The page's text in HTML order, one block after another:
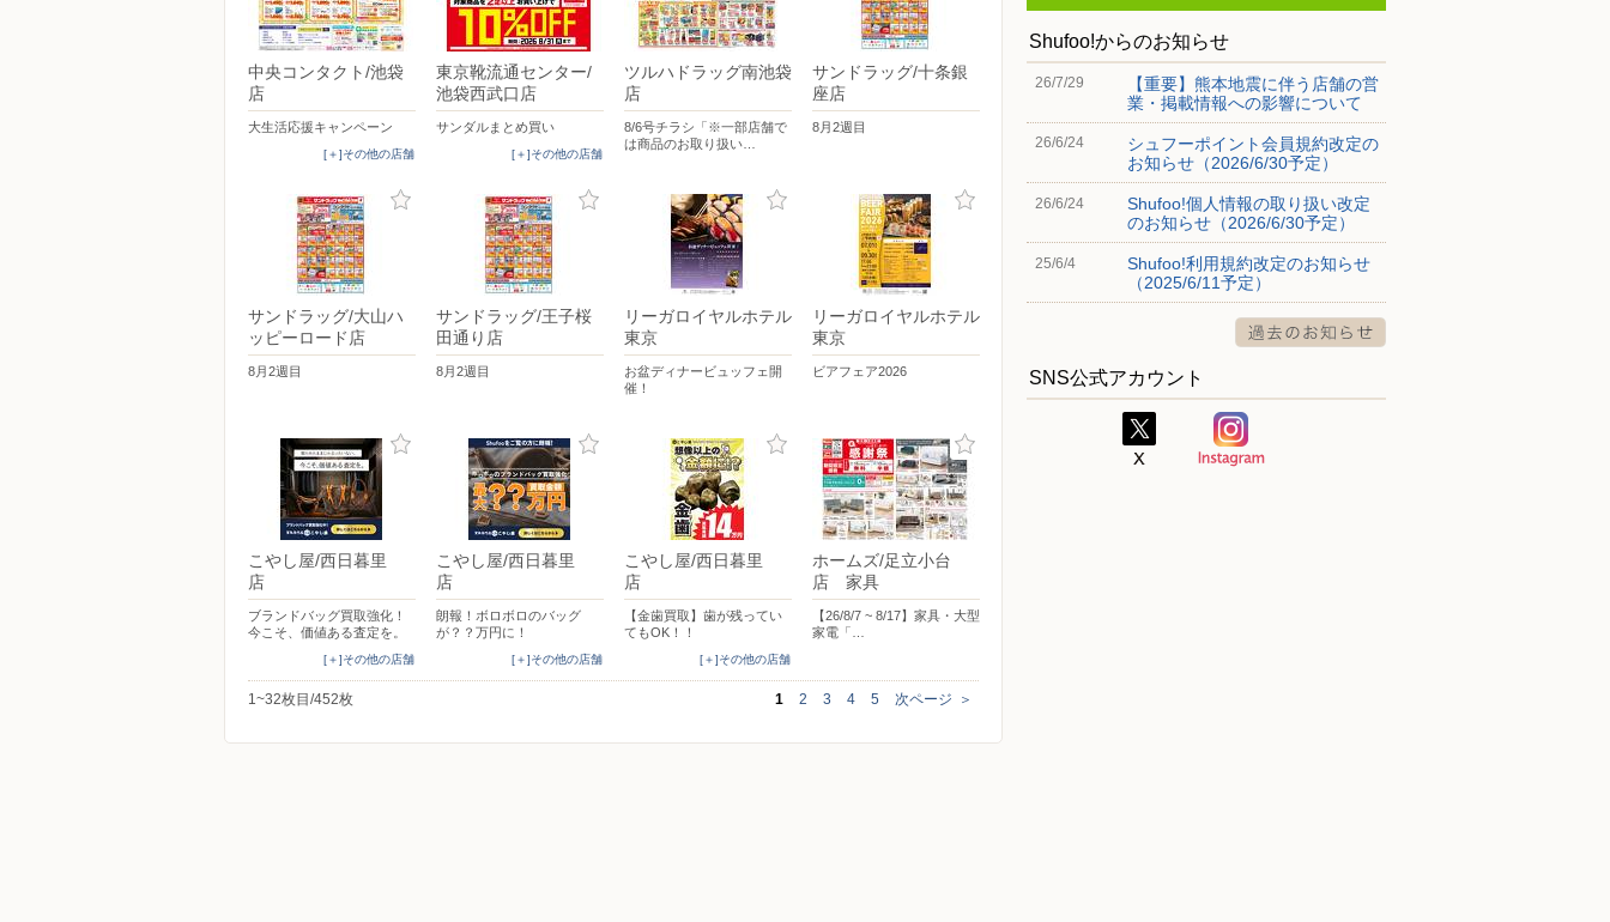
中央コンタクト/池袋
店
大生活応援キャンペーン
[＋]その他の店舗
東京靴流通センター/
池袋西武口店
サンダルまとめ買い
[＋]その他の店舗
ツルハドラッグ南池袋
店
8/6号チラシ「※一部店舗で
は商品のお取り扱い…
サンドラッグ/十条銀
座店
8月2週目
サンドラッグ/大山ハ
ッピーロード店
8月2週目
サンドラッグ/王子桜
田通り店
8月2週目
リーガロイヤルホテル
東京
お盆ディナービュッフェ開
催！
リーガロイヤルホテル
東京
ビアフェア2026
こやし屋/西日暮里
店
ブランドバッグ買取強化！
今こそ、価値ある査定を。
[＋]その他の店舗
こやし屋/西日暮里
店
朗報！ボロボロのバッグ
が？？万円に！
[＋]その他の店舗
こやし屋/西日暮里
店
【金歯買取】歯が残ってい
てもOK！！
[＋]その他の店舗
ホームズ/足立小台
店 家具
【26/8/7 ~ 8/17】家具・大型
家電「…
1~32枚目/452枚 1 2 3 4 5 次ページ ＞
Shufoo!からのお知らせ
26/7/29
【重要】熊本地震に伴う店舗の営
業・掲載情報への影響について
26/6/24
シュフーポイント会員規約改定の
お知らせ（2026/6/30予定）
26/6/24
Shufoo!個人情報の取り扱い改定
のお知らせ（2026/6/30予定）
25/6/4
Shufoo!利用規約改定のお知らせ
（2025/6/11予定）
SNS公式アカウント